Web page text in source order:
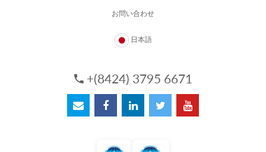
お問い合わせ
日本語
+(8424) 3795 6671